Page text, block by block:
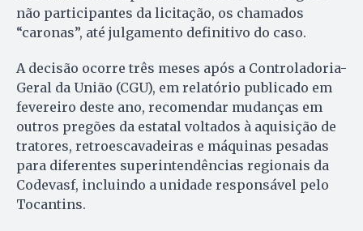
não participantes da licitação, os chamados
“caronas”, até julgamento definitivo do caso.
A decisão ocorre três meses após a Controladoria-
Geral da União (CGU), em relatório publicado em
fevereiro deste ano, recomendar mudanças em
outros pregões da estatal voltados à aquisição de
tratores, retroescavadeiras e máquinas pesadas
para diferentes superintendências regionais da
Codevasf, incluindo a unidade responsável pelo
Tocantins.